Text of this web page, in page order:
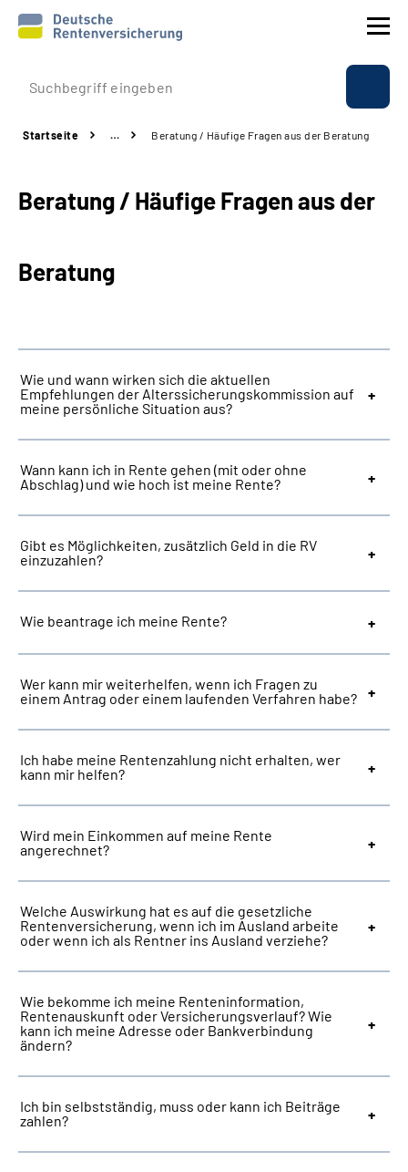
Prävention
Rente
Über uns & Presse
Online-Services
Inhalte in Gebärdensprache (DGS)
Leichte Sprache
Mein Kundenportal
Startseite … Beratung / Häufige Fragen aus der Beratung
Beratung / Häufige Fragen aus der
Beratung
Wie und wann wirken sich die aktuellen
Empfehlungen der Alterssicherungskommission auf
meine persönliche Situation aus?
Wann kann ich in Rente gehen (mit oder ohne
Abschlag) und wie hoch ist meine Rente?
Gibt es Möglichkeiten, zusätzlich Geld in die RV
einzuzahlen?
Wie beantrage ich meine Rente?
Wer kann mir weiterhelfen, wenn ich Fragen zu
einem Antrag oder einem laufenden Verfahren habe?
Ich habe meine Rentenzahlung nicht erhalten, wer
kann mir helfen?
Wird mein Einkommen auf meine Rente
angerechnet?
Welche Auswirkung hat es auf die gesetzliche
Rentenversicherung, wenn ich im Ausland arbeite
oder wenn ich als Rentner ins Ausland verziehe?
Wie bekomme ich meine Renteninformation,
Rentenauskunft oder Versicherungsverlauf? Wie
kann ich meine Adresse oder Bankverbindung
ändern?
Ich bin selbstständig, muss oder kann ich Beiträge
zahlen?